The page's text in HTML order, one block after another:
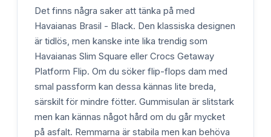
Det finns några saker att tänka på med
Havaianas Brasil - Black. Den klassiska designen
är tidlös, men kanske inte lika trendig som
Havaianas Slim Square eller Crocs Getaway
Platform Flip. Om du söker flip-flops dam med
smal passform kan dessa kännas lite breda,
särskilt för mindre fötter. Gummisulan är slitstark
men kan kännas något hård om du går mycket
på asfalt. Remmarna är stabila men kan behöva